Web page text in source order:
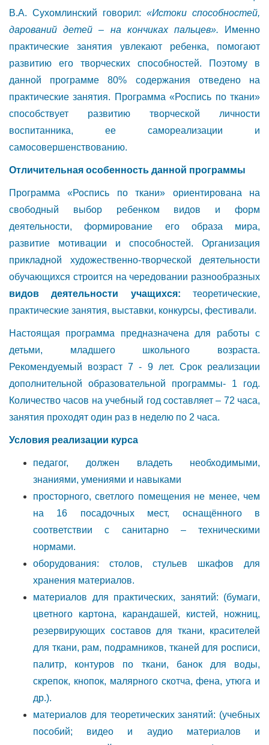
В.А. Сухомлинский говорил: «Истоки способностей,
дарований детей – на кончиках пальцев».
Именно
практические занятия увлекают ребенка, помогают
развитию его творческих способностей. Поэтому в
данной программе 80% содержания отведено на
практические занятия. Программа «Роспись по ткани»
способствует развитию творческой личности
воспитанника, ее самореализации и
самосовершенствованию.
Отличительная особенность данной программы
Программа «Роспись по ткани» ориентирована на
свободный выбор ребенком видов и форм
деятельности, формирование его образа мира,
развитие мотивации и способностей. Организация
прикладной художественно-творческой деятельности
обучающихся строится на чередовании разнообразных
видов деятельности учащихся: теоретические,
практические занятия, выставки, конкурсы, фестивали.
Настоящая программа предназначена для работы с
детьми, младшего школьного возраста.
Рекомендуемый возраст 7 - 9 лет. Срок реализации
дополнительной образовательной программы- 1 год.
Количество часов на учебный год составляет – 72 часа,
занятия проходят один раз в неделю по 2 часа.
Условия реализации курса
педагог, должен владеть необходимыми,
знаниями, умениями и навыками
просторного, светлого помещения не менее, чем
на 16 посадочных мест, оснащённого в
соответствии с санитарно – техническими
нормами.
оборудования: столов, стульев шкафов для
хранения материалов.
материалов для практических, занятий: (бумаги,
цветного картона, карандашей, кистей, ножниц,
резервирующих составов для ткани, красителей
для ткани, рам, подрамников, тканей для росписи,
палитр, контуров по ткани, банок для воды,
скрепок, кнопок, малярного скотча, фена, утюга и
др.).
материалов для теоретических занятий: (учебных
пособий; видео и аудио материалов и